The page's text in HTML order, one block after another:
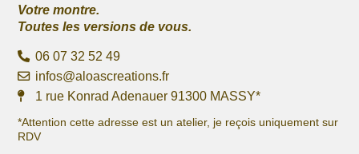
Votre montre.
Toutes les versions de vous.
06 07 32 52 49
infos@aloascreations.fr
1 rue Konrad Adenauer 91300 MASSY*
*Attention cette adresse est un atelier, je reçois uniquement sur
RDV